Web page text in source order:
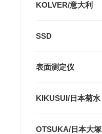
KOLVER/意大利
SSD
表面测定仪
KIKUSUI/日本菊水
OTSUKA/日本大塚